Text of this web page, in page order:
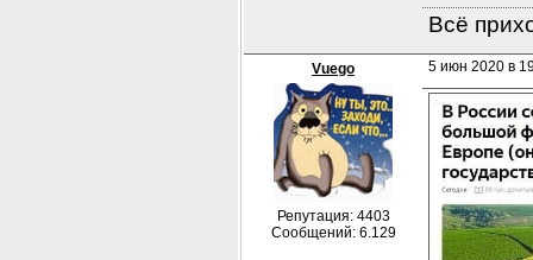
Всё
Vuego
Репутация: 4403
Сообщений: 6.129
5 июн 2020 в